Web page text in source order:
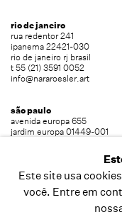
rio de janeiro
rua redentor 241
ipanema 22421-030
rio de janeiro rj brasil
t 55 (21) 3591 0052
info@nararoesler.art
são paulo
avenida europa 655
jardim europa 01449-001
copyright © 2026 nara
Este site usa
você. Entre em